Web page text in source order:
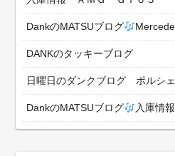
DankのMATSUブログ
DANKのタッキーブログ
日曜日のダンクブログ ポルシ
DankのMATSUブログ 入庫情報